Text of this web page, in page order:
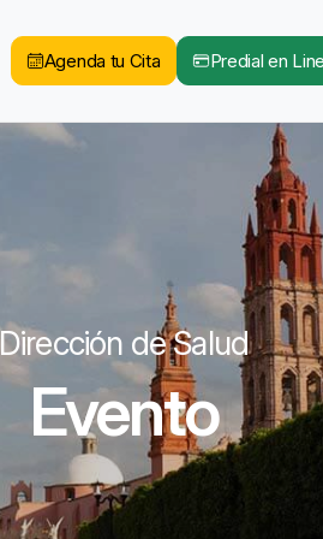
Agenda tu Cita Predial en
Dirección de Salud
Evento